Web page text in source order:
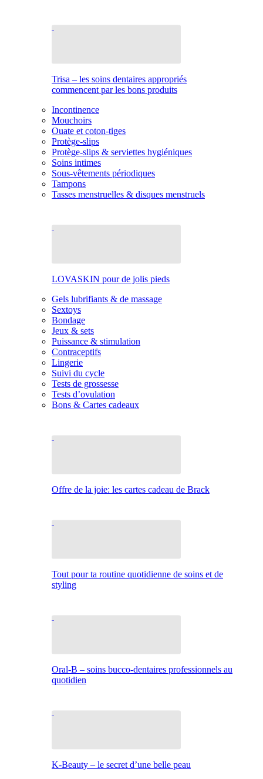
Trisa – les soins dentaires appropriés
commencent par les bons produits
Incontinence
Mouchoirs
Ouate et coton-tiges
Protège-slips
Protège-slips & serviettes hygiéniques
Soins intimes
Sous-vêtements périodiques
Tampons
Tasses menstruelles & disques menstruels
LOVASKIN pour de jolis pieds
Gels lubrifiants & de massage
Sextoys
Bondage
Jeux & sets
Puissance & stimulation
Contraceptifs
Lingerie
Suivi du cycle
Tests de grossesse
Tests d’ovulation
Bons & Cartes cadeaux
Offre de la joie: les cartes cadeau de Brack
Tout pour ta routine quotidienne de soins et de
styling
Oral-B – soins bucco-dentaires professionnels au
quotidien
K-Beauty – le secret d’une belle peau